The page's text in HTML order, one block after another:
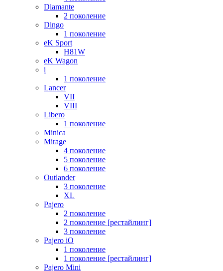
Diamante
2 поколение
Dingo
1 поколение
eK Sport
H81W
eK Wagon
i
1 поколение
Lancer
VII
VIII
Libero
1 поколение
Minica
Mirage
4 поколение
5 поколение
6 поколение
Outlander
3 поколение
XL
Pajero
2 поколение
2 поколение [рестайлинг]
3 поколение
Pajero iO
1 поколение
1 поколение [рестайлинг]
Pajero Mini